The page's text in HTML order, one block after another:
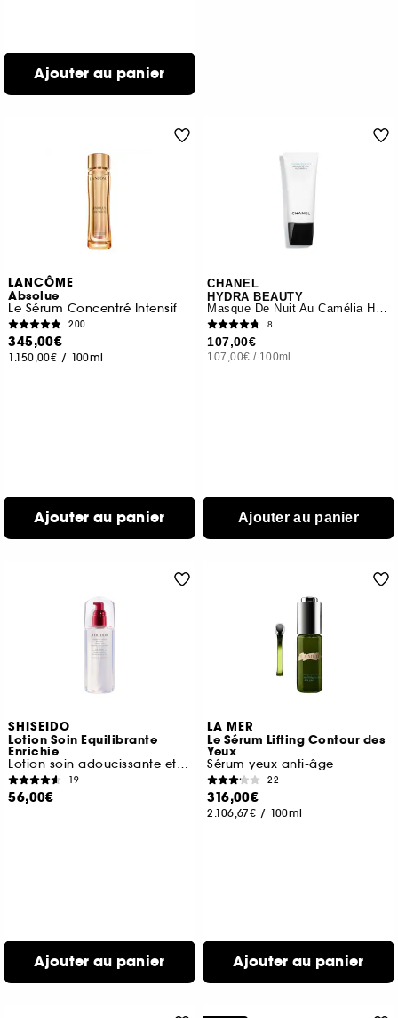
Ajouter au panier
LANCÔME
Absolue
Le Sérum Concentré Intensif
200
345,00€
1.150,00€ / 100ml
Ajouter au panier
CHANEL
HYDRA BEAUTY
Masque De Nuit Au Camélia Hydratant Oxygénant
8
107,00€
107,00€ / 100ml
Ajouter au panier
SHISEIDO
Lotion Soin Equilibrante
Enrichie
Lotion soin adoucissante et hydratante
19
56,00€
Ajouter au panier
LA MER
Le Sérum Lifting Contour des
Yeux
Sérum yeux anti-âge
22
316,00€
2.106,67€ / 100ml
Ajouter au panier